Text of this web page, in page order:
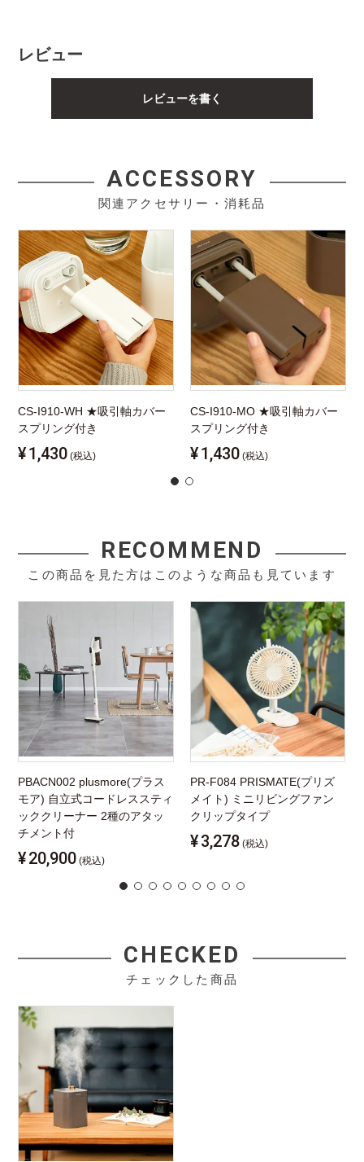
レビュー
レビューを書く
ACCESSORY
関連アクセサリー・消耗品
CS-I910-WH ★吸引軸カバー
スプリング付き
¥1,430 (税込)
CS-I910-MO ★吸引軸カバー
スプリング付き
¥1,430 (税込)
RECOMMEND
この商品を見た方はこのような商品も見ています
PBACN002 plusmore(プラス
モア) 自立式コードレススティ
ッククリーナー 2種のアタッ
チメント付
¥20,900 (税込)
PR-F084 PRISMATE(プリズ
メイト) ミニリビングファン
クリップタイプ
¥3,278 (税込)
CHECKED
チェックした商品